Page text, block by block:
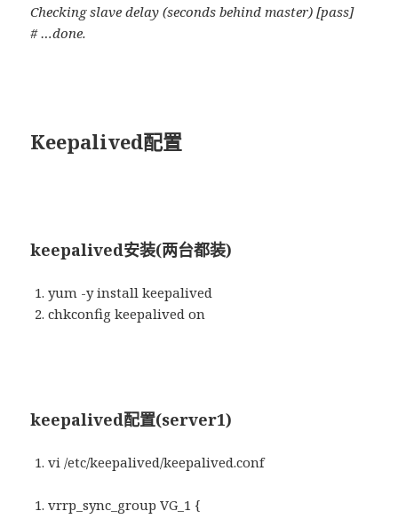
Checking slave delay (seconds behind master) [pass]
# …done.
Keepalived配置
keepalived安装(两台都装)
yum -y install keepalived
chkconfig keepalived on
keepalived配置(server1)
vi /etc/keepalived/keepalived.conf
vrrp_sync_group VG_1 {